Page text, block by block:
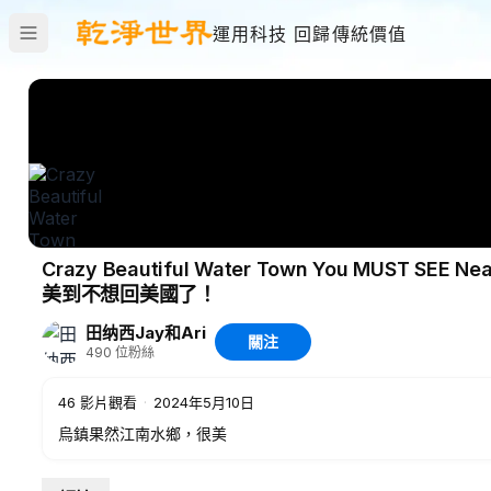
運用科技 回歸傳統價值
Crazy Beautiful Water Town You MUST SEE
美到不想回美國了！
田纳西Jay和Ari
490 位粉絲
關注
46 影片觀看 · 2024年5月10日
烏鎮果然江南水鄉，很美